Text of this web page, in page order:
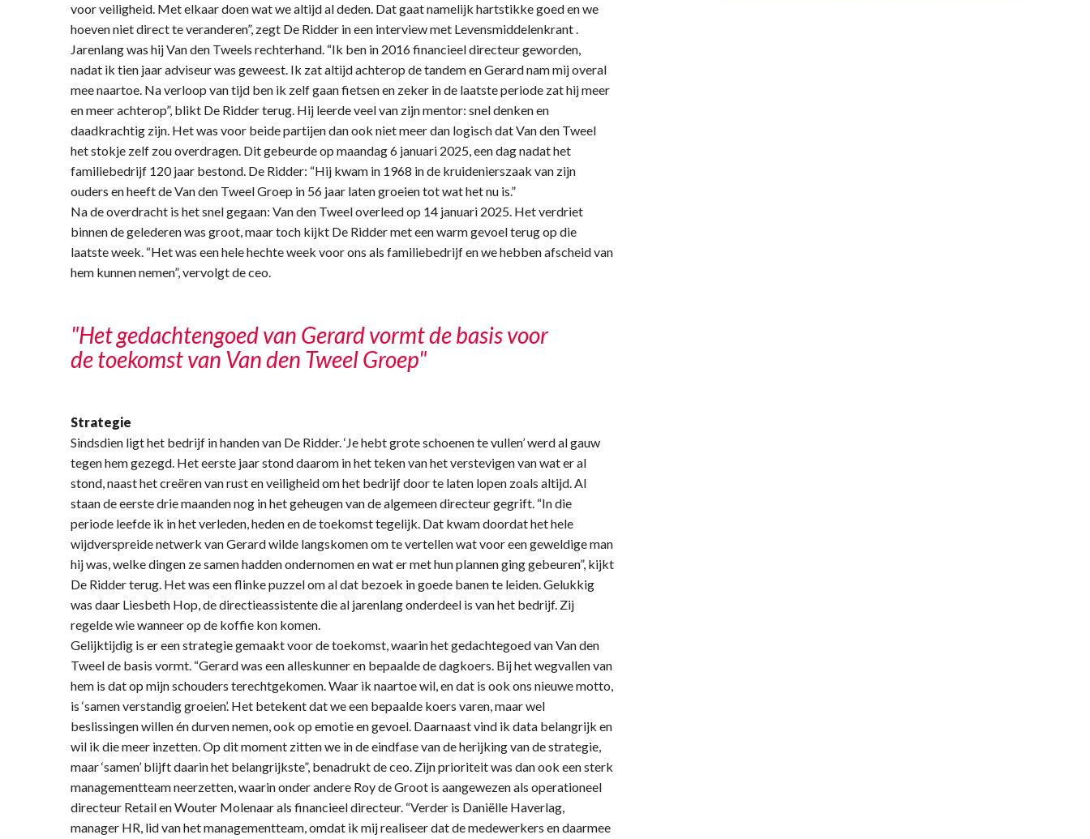
voor veiligheid. Met elkaar doen wat we altijd al deden. Dat gaat namelijk hartstikke goed en we
hoeven niet direct te veranderen”, zegt De Ridder in een interview met Levensmiddelenkrant .
Jarenlang was hij Van den Tweels rechterhand. “Ik ben in 2016 financieel directeur geworden,
nadat ik tien jaar adviseur was geweest. Ik zat altijd achterop de tandem en Gerard nam mij overal
mee naartoe. Na verloop van tijd ben ik zelf gaan fietsen en zeker in de laatste periode zat hij meer
en meer achterop”, blikt De Ridder terug. Hij leerde veel van zijn mentor: snel denken en
daadkrachtig zijn. Het was voor beide partijen dan ook niet meer dan logisch dat Van den Tweel
het stokje zelf zou overdragen. Dit gebeurde op maandag 6 januari 2025, een dag nadat het
familiebedrijf 120 jaar bestond. De Ridder: “Hij kwam in 1968 in de kruidenierszaak van zijn
ouders en heeft de Van den Tweel Groep in 56 jaar laten groeien tot wat het nu is.”
Na de overdracht is het snel gegaan: Van den Tweel overleed op 14 januari 2025. Het verdriet
binnen de gelederen was groot, maar toch kijkt De Ridder met een warm gevoel terug op die
laatste week. “Het was een hele hechte week voor ons als familiebedrijf en we hebben afscheid van
hem kunnen nemen”, vervolgt de ceo.
"Het gedachtengoed van Gerard vormt de basis voor
de toekomst van Van den Tweel Groep"
Strategie
Sindsdien ligt het bedrijf in handen van De Ridder. ‘Je hebt grote schoenen te vullen’ werd al gauw
tegen hem gezegd. Het eerste jaar stond daarom in het teken van het verstevigen van wat er al
stond, naast het creëren van rust en veiligheid om het bedrijf door te laten lopen zoals altijd. Al
staan de eerste drie maanden nog in het geheugen van de algemeen directeur gegrift. “In die
periode leefde ik in het verleden, heden en de toekomst tegelijk. Dat kwam doordat het hele
wijdverspreide netwerk van Gerard wilde langskomen om te vertellen wat voor een geweldige man
hij was, welke dingen ze samen hadden ondernomen en wat er met hun plannen ging gebeuren”, kijkt
De Ridder terug. Het was een flinke puzzel om al dat bezoek in goede banen te leiden. Gelukkig
was daar Liesbeth Hop, de directieassistente die al jarenlang onderdeel is van het bedrijf. Zij
regelde wie wanneer op de koffie kon komen.
Gelijktijdig is er een strategie gemaakt voor de toekomst, waarin het gedachtegoed van Van den
Tweel de basis vormt. “Gerard was een alleskunner en bepaalde de dagkoers. Bij het wegvallen van
hem is dat op mijn schouders terechtgekomen. Waar ik naartoe wil, en dat is ook ons nieuwe motto,
is ‘samen verstandig groeien’. Het betekent dat we een bepaalde koers varen, maar wel
beslissingen willen én durven nemen, ook op emotie en gevoel. Daarnaast vind ik data belangrijk en
wil ik die meer inzetten. Op dit moment zitten we in de eindfase van de herijking van de strategie,
maar ‘samen’ blijft daarin het belangrijkste”, benadrukt de ceo. Zijn prioriteit was dan ook een sterk
managementteam neerzetten, waarin onder andere Roy de Groot is aangewezen als operationeel
directeur Retail en Wouter Molenaar als financieel directeur. “Verder is Daniëlle Haverlag,
manager HR, lid van het managementteam, omdat ik mij realiseer dat de medewerkers en daarmee